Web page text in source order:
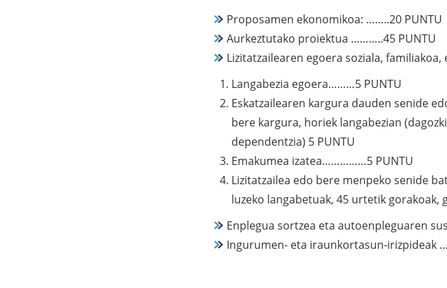
Proposamen ekonomikoa: ……..20 PUNTU
Aurkeztutako proiektua ………..45 PUNTU
Lizitatzailearen egoera soziala,
Langabezia egoera………5 PUNTU
Eskatzailearen kargura dauden senide
bere kargura, horiek langabezian
dependentzia) 5 PUNTU
Emakumea izatea……………5 PUNTU
Lizitatzailea edo bere menpeko senide
luzeko langabetuak, 45 urtetik
Enplegua sortzea eta autoenpleguaren
Ingurumen- eta iraunkortasun-irizpideak